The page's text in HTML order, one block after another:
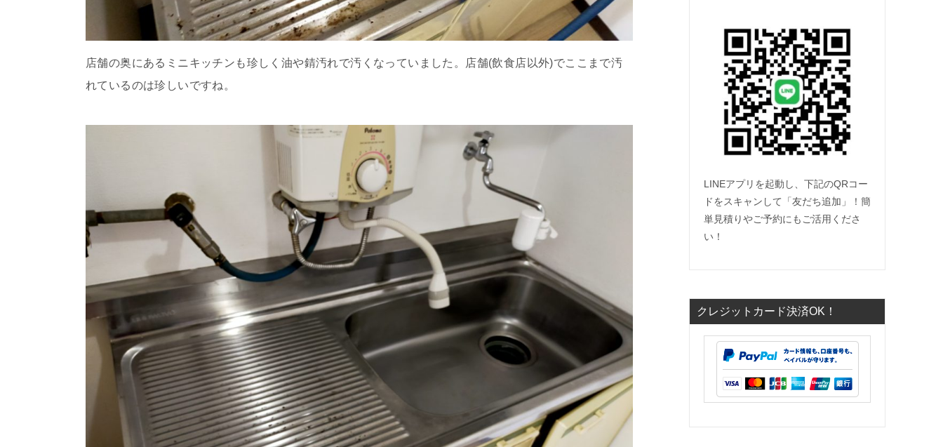
店舗の奥にあるミニキッチンも珍しく油や錆汚れで汚くなっていました。店舗(飲食店以外)でここまで汚
れているのは珍しいですね。
LINEアプリを起動し、下記のQRコー
ドをスキャンして「友だち追加」！簡
単見積りやご予約にもご活用くださ
い！
クレジットカード決済OK！